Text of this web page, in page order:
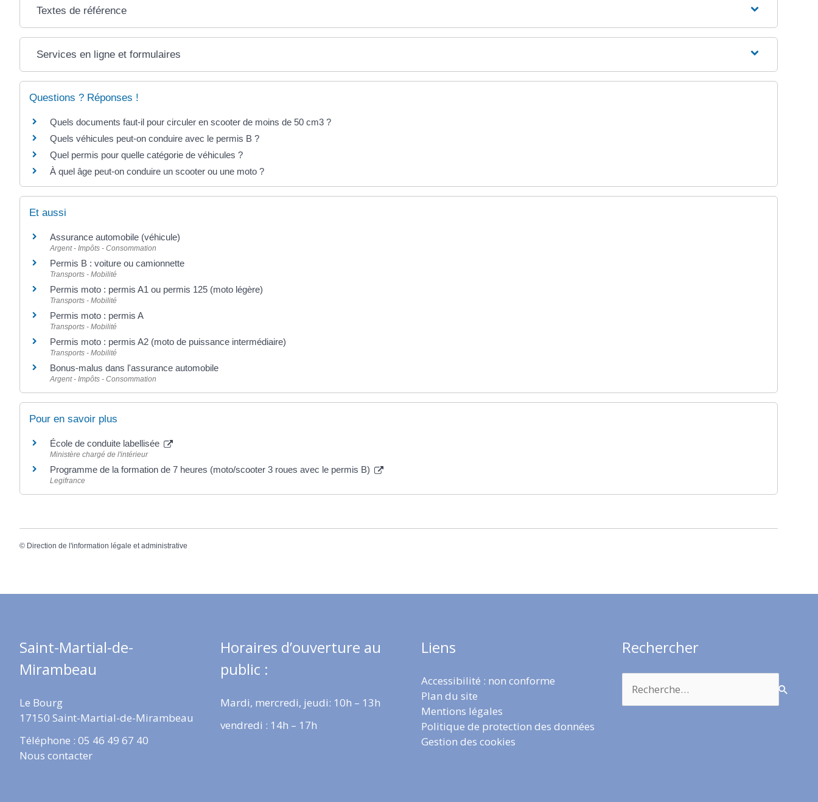
Textes de référence
Services en ligne et formulaires
Questions ? Réponses !
Quels documents faut-il pour circuler en scooter de moins de 50 cm3 ?
Quels véhicules peut-on conduire avec le permis B ?
Quel permis pour quelle catégorie de véhicules ?
À quel âge peut-on conduire un scooter ou une moto ?
Et aussi
Assurance automobile (véhicule)
Argent - Impôts - Consommation
Permis B : voiture ou camionnette
Transports - Mobilité
Permis moto : permis A1 ou permis 125 (moto légère)
Transports - Mobilité
Permis moto : permis A
Transports - Mobilité
Permis moto : permis A2 (moto de puissance intermédiaire)
Transports - Mobilité
Bonus-malus dans l'assurance automobile
Argent - Impôts - Consommation
Pour en savoir plus
École de conduite labellisée
Ministère chargé de l'intérieur
Programme de la formation de 7 heures (moto/scooter 3 roues avec le permis B)
Legifrance
© Direction de l'information légale et administrative
Saint-Martial-de-
Mirambeau
Le Bourg
17150 Saint-Martial-de-Mirambeau
Téléphone : 05 46 49 67 40
Nous contacter
Horaires d’ouverture au
public :
Mardi, mercredi, jeudi: 10h – 13h
vendredi : 14h – 17h
Liens
Accessibilité : non conforme
Plan du site
Mentions légales
Politique de protection des données
Gestion des cookies
Rechercher